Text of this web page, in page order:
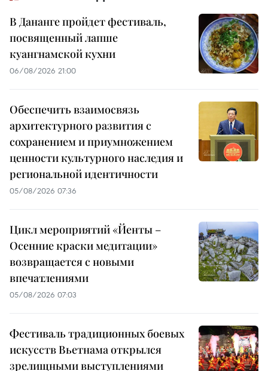
В Дананге пройдет фестиваль,
посвященный лапше
куангнамской кухни
06/08/2026 21:00
Обеспечить взаимосвязь
архитектурного развития с
сохранением и приумножением
ценности культурного наследия и
региональной идентичности
05/08/2026 07:36
Цикл мероприятий «Йенты –
Осенние краски медитации»
возвращается с новыми
впечатлениями
05/08/2026 07:03
Фестиваль традиционных боевых
искусств Вьетнама открылся
зрелищными выступлениями